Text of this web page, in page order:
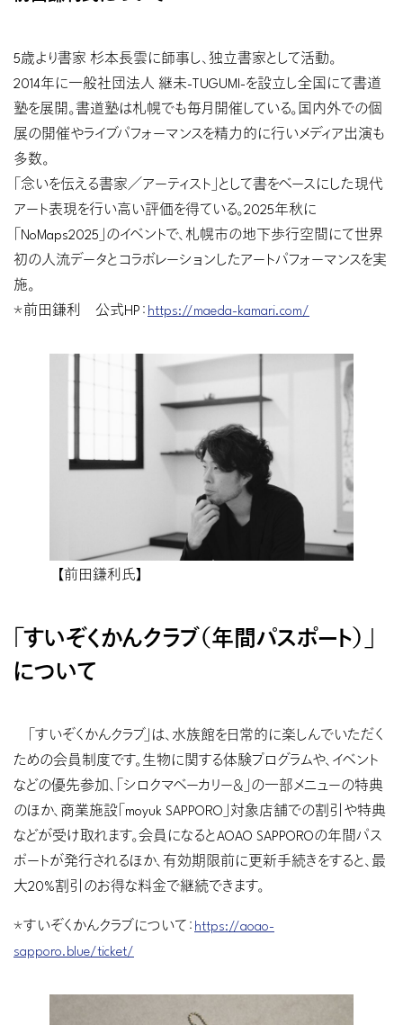
5歳より書家 杉本長雲に師事し、独立書家として活動。
2014年に一般社団法人 継未-TUGUMI-を設立し全国にて書道
塾を展開。書道塾は札幌でも毎月開催している。国内外での個
展の開催やライブパフォーマンスを精力的に行いメディア出演も
多数。
「念いを伝える書家／アーティスト」として書をベースにした現代
アート表現を行い高い評価を得ている。2025年秋に
「NoMaps2025」のイベントで、札幌市の地下歩行空間にて世界
初の人流データとコラボレーションしたアートパフォーマンスを実
施。
＊前田鎌利 公式HP： https://maeda-kamari.com/
【前田鎌利氏】
「すいぞくかんクラブ（年間パスポート）」
について
「すいぞくかんクラブ」は、水族館を日常的に楽しんでいただく
ための会員制度です。生物に関する体験プログラムや、イベント
などの優先参加、「シロクマベーカリー＆」の一部メニューの特典
のほか、商業施設「moyuk SAPPORO」対象店舗での割引や特典
などが受け取れます。会員になるとAOAO SAPPOROの年間パス
ポートが発行されるほか、有効期限前に更新手続きをすると、最
大20%割引のお得な料金で継続できます。
＊すいぞくかんクラブについて： https://aoao-
sapporo.blue/ticket/